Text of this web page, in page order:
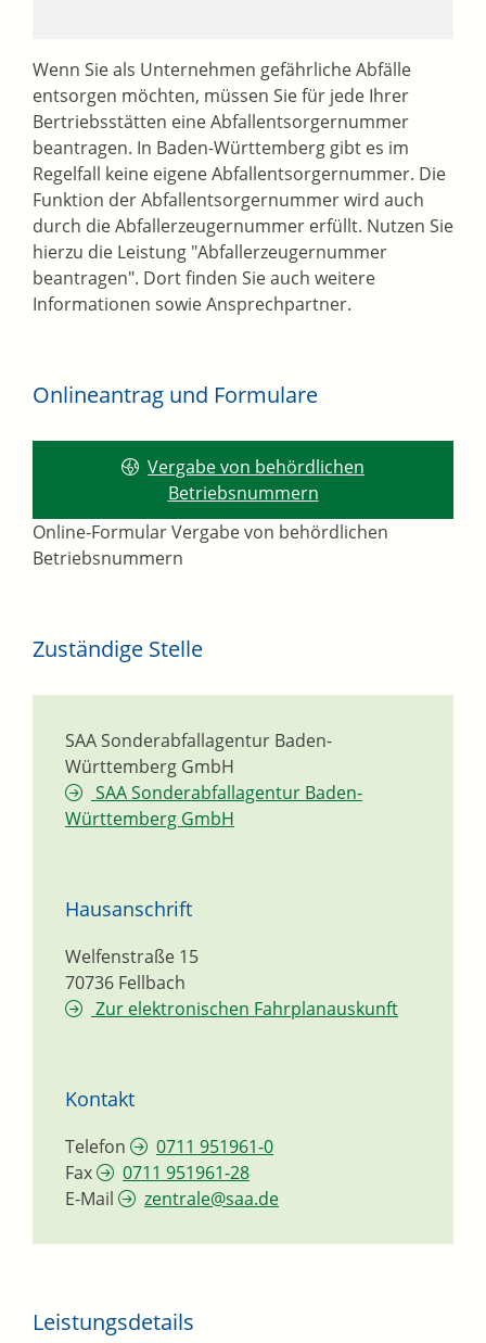
Wenn Sie als Unternehmen gefährliche Abfälle
entsorgen möchten, müssen Sie für jede Ihrer
Bertriebsstätten eine Abfallentsorgernummer
beantragen. In Baden-Württemberg gibt es im
Regelfall keine eigene Abfallentsorgernummer. Die
Funktion der Abfallentsorgernummer wird auch
durch die Abfallerzeugernummer erfüllt. Nutzen Sie
hierzu die Leistung "Abfallerzeugernummer
beantragen". Dort finden Sie auch weitere
Informationen sowie Ansprechpartner.
Onlineantrag und Formulare
Vergabe von behördlichen
Betriebsnummern
Online-Formular Vergabe von behördlichen
Betriebsnummern
Zuständige Stelle
SAA Sonderabfallagentur Baden-
Württemberg GmbH
SAA Sonderabfallagentur Baden-
Württemberg GmbH
Hausanschrift
Welfenstraße 15
70736 Fellbach
Zur elektronischen Fahrplanauskunft
Kontakt
Telefon
0711 951961-0
Fax
0711 951961-28
E-Mail
zentrale@saa.de
Leistungsdetails